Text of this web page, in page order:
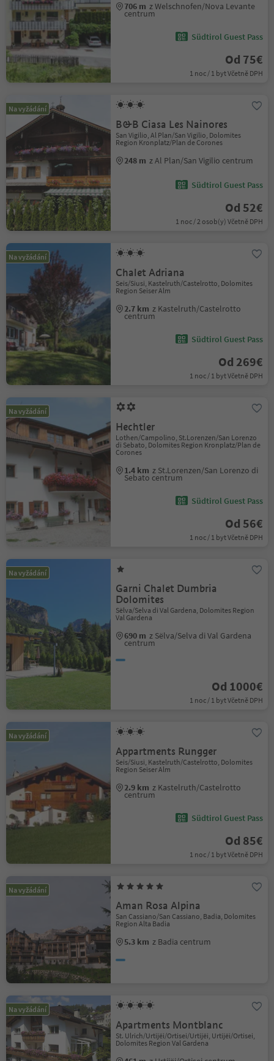
706 m z Welschnofen/Nova Levante
centrum
Südtirol Guest Pass
Od 75€
1 noc / 1 byt Včetně DPH
Na vyžádání
B&B Ciasa Les Nainores
San Vigilio, Al Plan/San Vigilio, Dolomites
Region Kronplatz/Plan de Corones
248 m z Al Plan/San Vigilio centrum
Südtirol Guest Pass
Od 52€
1 noc / 2 osob(y) Včetně DPH
Na vyžádání
Chalet Adriana
Seis/Siusi, Kastelruth/Castelrotto, Dolomites
Region Seiser Alm
2.7 km z Kastelruth/Castelrotto
centrum
Südtirol Guest Pass
Od 269€
1 noc / 1 byt Včetně DPH
Na vyžádání
Hechtler
Lothen/Campolino, St.Lorenzen/San Lorenzo
di Sebato, Dolomites Region Kronplatz/Plan de
Corones
1.4 km z St.Lorenzen/San Lorenzo di
Sebato centrum
Südtirol Guest Pass
Od 56€
1 noc / 1 byt Včetně DPH
Na vyžádání
Garni Chalet Dumbria
Dolomites
Sëlva/Selva di Val Gardena, Dolomites Region
Val Gardena
690 m z Sëlva/Selva di Val Gardena
centrum
Od 1000€
1 noc / 1 byt Včetně DPH
Na vyžádání
Appartments Rungger
Seis/Siusi, Kastelruth/Castelrotto, Dolomites
Region Seiser Alm
2.9 km z Kastelruth/Castelrotto
centrum
Südtirol Guest Pass
Od 85€
1 noc / 1 byt Včetně DPH
Na vyžádání
Aman Rosa Alpina
San Cassiano/San Cassiano, Badia, Dolomites
Region Alta Badia
5.3 km z Badia centrum
Na vyžádání
Apartments Montblanc
St. Ulrich/Urtijëi/Ortisei/Urtijëi, Urtijëi/Ortisei,
Dolomites Region Val Gardena